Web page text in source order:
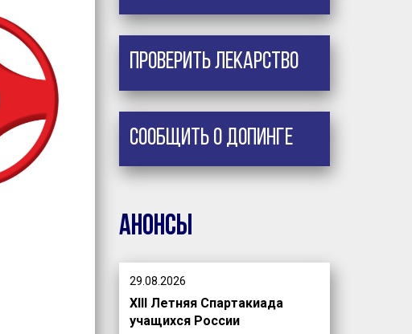
Проверить лекарство
Сообщить о допинге
Анонсы
29.08.2026
XIII Летняя Спартакиада
учащихся России